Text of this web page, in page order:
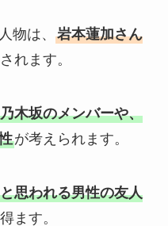
物は、 岩本蓮加さん
れます。
木坂のメンバーや、
が考えられます。
思われる男性の友人
ます。